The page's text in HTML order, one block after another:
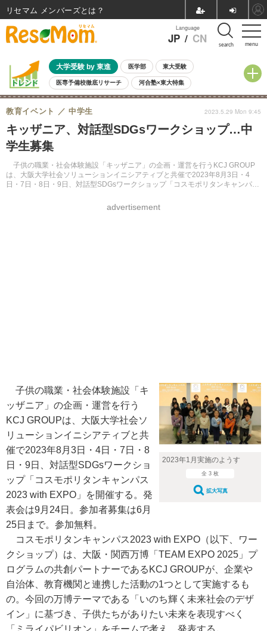
menu
Language
JP / CN search
大学受験 by 東進 医学部 東大受験
医専予備校徹底リサーチ 河合塾×東大特集
親子で考える大学選び 高校受験 中学受験 小学校受験
共通テスト 夏休み
8月開催イベント・WS 全国公立高校 過去問 人気記事
自由研究教材（小学生向け）
キッザニア、対話型SDGsワークショップ…中
学生募集
子供の職業・社会体験施設「キッザニア」の企画・運営を行うKCJ GROUP
は、大阪大学社会ソリューションイニシアティブと共催で2023年8月3日・4
日・7日・8日・9日、対話型SDGsワークショップ「コスモポリタンキャンパス
教育イベント 中学生
advertisement
2023.5.29 Mon 9:45
2023年1月実施のようす
全 3 枚
拡大写真
子供の職業・社会体験施設「キ
ッザニア」の企画・運営を行う
KCJ GROUPは、大阪大学社会ソ
リューションイニシアティブと共
催で2023年8月3日・4日・7日・8
日・9日、対話型SDGsワークショ
ップ「コスモポリタンキャンパス
2023 with EXPO」を開催する。発
表会は9月24日。参加者募集は6月
25日まで。参加無料。
コスモポリタンキャンパス2023 with EXPO（以下、ワー
クショップ）は、大阪・関西万博「TEAM EXPO 2025」プ
ログラムの共創パートナーであるKCJ GROUPが、企業や
自治体、教育機関と連携した活動の1つとして実施するも
の。今回の万博テーマである「いのち輝く未来社会のデザ
イン」に基づき、子供たちがありたい未来を表現すべく
「ミライパビリオン」をチームで考え、発表する。
リセマム メンバーズ